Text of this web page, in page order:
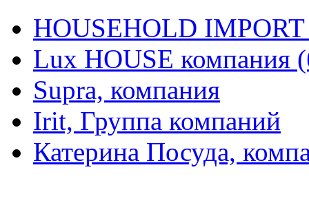
HOUSEHOLD
Lux HOUSE компания
Supra, компания
Irit, Группа компаний
Катерина Посуда,